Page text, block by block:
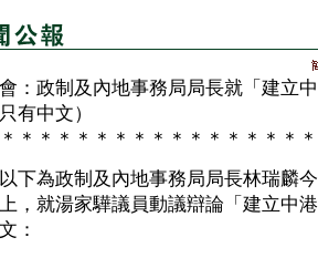
：政制及內地事務局局長就「建立
有中文）
＊＊＊＊＊＊＊＊＊＊＊＊＊＊＊＊
為政制及內地事務局局長林瑞麟今
，就湯家驊議員動議辯論「建立中
：